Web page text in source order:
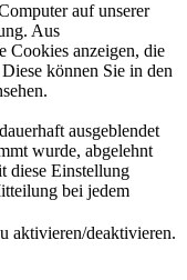
auf unserer
Aus
Cookies anzeigen, die
können Sie in den
ausgeblendet
wurde, abgelehnt
diese Einstellung
bei jedem
aktivieren/deaktivieren.